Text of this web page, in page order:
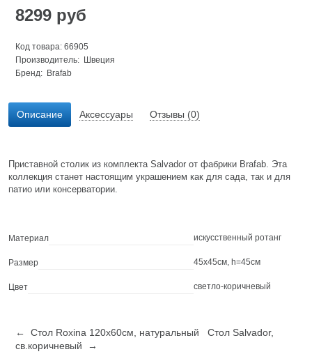
8299 руб
Код товара: 66905
Производитель: Швеция
Бренд: Brafab
Описание Аксессуары Отзывы (0)
Приставной столик из комплекта Salvador от фабрики Brafab. Эта
коллекция станет настоящим украшением как для сада, так и для
патио или консерватории.
Материал искусственный ротанг
Размер 45х45см, h=45см
Цвет светло-коричневый
← Стол Roxina 120х60см, натуральный
Стол Salvador,
св.коричневый →